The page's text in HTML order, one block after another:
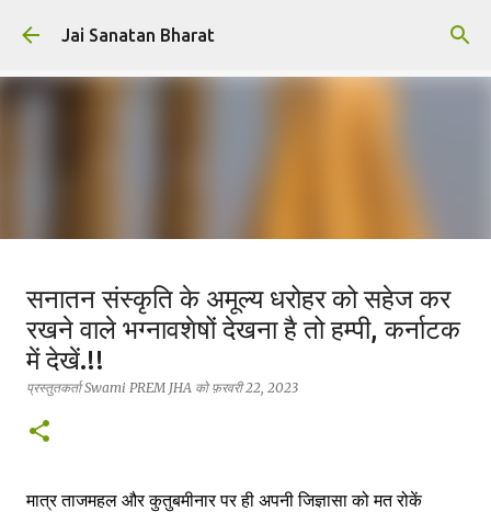
सीधे मुख्य सामग्री पर जाएं
Jai Sanatan Bharat
सनातन विचार ही वह प्रकाश है, जहाँ से जीवन, धर्म और कर्तव्य—तीनों का
हिंदू होने का अर्थ : नर से नारायण बनने की
यात्रा
प्रस्तुतकर्ता Deepak Kumar Dwivedi
0
सनातन संस्कृति के अमूल्य धरोहर को सहेज कर
रखने वाले भग्नावशेषों देखना है तो हम्पी, कर्नाटक
में देखें.!!
प्रस्तुतकर्ताSwami PREM JHA कोफ़रवरी 22, 2023
मात्र ताजमहल और कुतुबमीनार पर ही अपनी जिज्ञासा को मत रोकें